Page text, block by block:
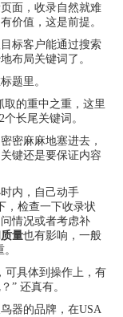
面，收录自然就难
价值，这是前提。
标客户能通过搜索
布局关键词了。
题里。
取的重中之重，这里
长尾关键词。
密麻麻地塞进去，
键还是要保证内容
内，自己动手
，检查一下收录状
情况或者考虑补
量也有影响，一般
可具体到操作上，有
” 还真有。
器的品牌，在USA